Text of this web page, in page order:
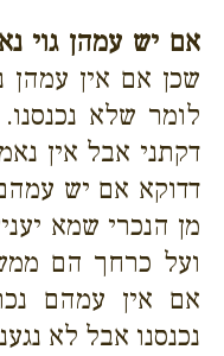
אם יש עמהן גוי
שכן אם אין עמהן
לומר שלא
דקתני אבל אין
דדוקא אם יש
מן הנכרי שמא
ועל כרחך הם
אם אין עמהם
נכנסנו אבל לא